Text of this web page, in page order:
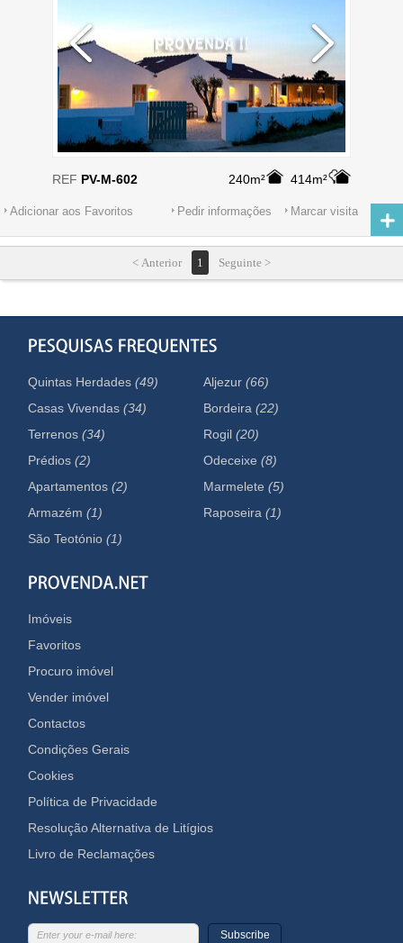
240m² 414m²
REF PV-M-602
Adicionar aos Favoritos Marcar visita
Pedir informações
< Anterior 1 Seguinte >
Quintas Herdades(49)
Casas Vivendas(34)
Terrenos(34)
Prédios(2)
Apartamentos(2)
Armazém(1)
Aljezur(66)
Bordeira(22)
Rogil(20)
Odeceixe(8)
Marmelete(5)
Raposeira(1)
São Teotónio(1)
Imóveis
Favoritos
Procuro imóvel
Vender imóvel
Contactos
Condições Gerais
Cookies
Política de Privacidade
Resolução Alternativa de Litígios
Livro de Reclamações
Subscribe